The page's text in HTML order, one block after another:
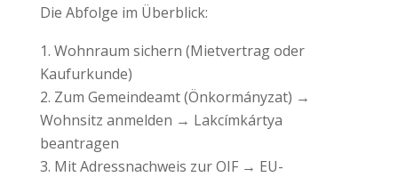
Die Abfolge im Überblick:
Wohnraum sichern (Mietvertrag oder
Kaufurkunde)
Zum Gemeindeamt (Önkormányzat) →
Wohnsitz anmelden → Lakcímkártya
beantragen
Mit Adressnachweis zur OIF → EU-